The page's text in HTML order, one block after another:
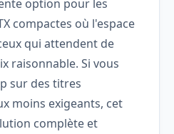
option pour les
compactes où l'espace
qui attendent de
raisonnable. Si vous
sur des titres
moins exigeants, cet
complète et